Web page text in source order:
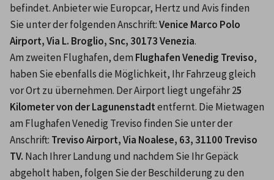
befindet. Anbieter wie Europcar, Hertz und Avis finden
Sie unter der folgenden Anschrift: Venice Marco Polo
Airport, Via L. Broglio, Snc, 30173 Venezia.
Am zweiten Flughafen, dem Flughafen Venedig Treviso,
haben Sie ebenfalls die Möglichkeit, Ihr Fahrzeug gleich
vor Ort zu übernehmen. Der Airport liegt ungefähr 25
Kilometer von der Lagunenstadt entfernt. Die Mietwagen
am Flughafen Venedig Treviso finden Sie unter der
Anschrift: Treviso Airport, Via Noalese, 63, 31100 Treviso
TV. Nach Ihrer Landung und nachdem Sie Ihr Gepäck
abgeholt haben, folgen Sie der Beschilderung zu den